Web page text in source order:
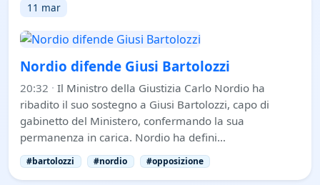
11 mar
Nordio difende Giusi Bartolozzi
20:32 · Il Ministro della Giustizia Carlo Nordio ha
ribadito il suo sostegno a Giusi Bartolozzi, capo di
gabinetto del Ministero, confermando la sua
permanenza in carica. Nordio ha defini…
#bartolozzi #nordio #opposizione